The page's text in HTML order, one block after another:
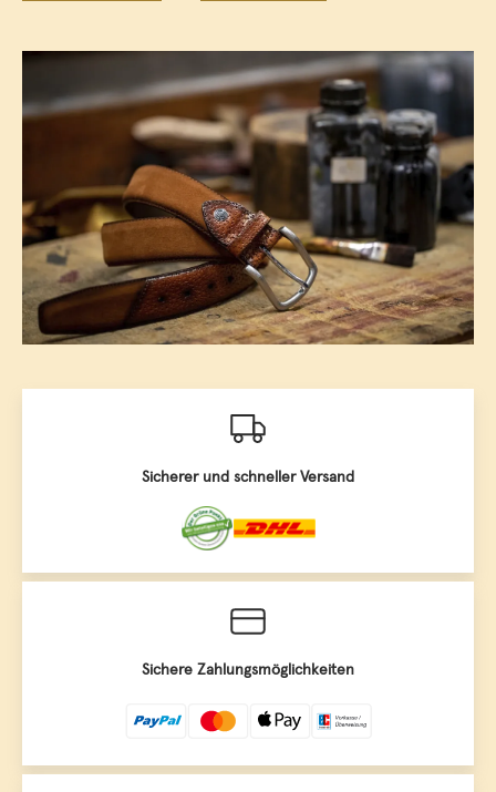
Sicherer und schneller Versand
Sichere Zahlungsmöglichkeiten